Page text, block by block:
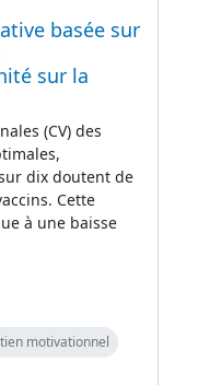
basée sur
sur la
(CV) des
dix doutent de
Cette
à une baisse
motivationnel